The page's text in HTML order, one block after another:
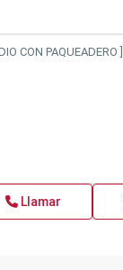
Llamar